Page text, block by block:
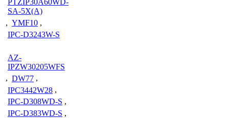
PTZIP30A60WD-
SA-5X(A)
, YMF10 ,
IPC-D3243W-S
AZ-
IPZW30205WFS
, DW77 ,
IPC3442W28 ,
IPC-D308WD-S ,
IPC-D383WD-S ,